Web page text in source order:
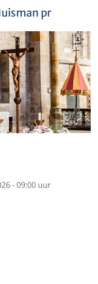
pr
- 09:00 uur